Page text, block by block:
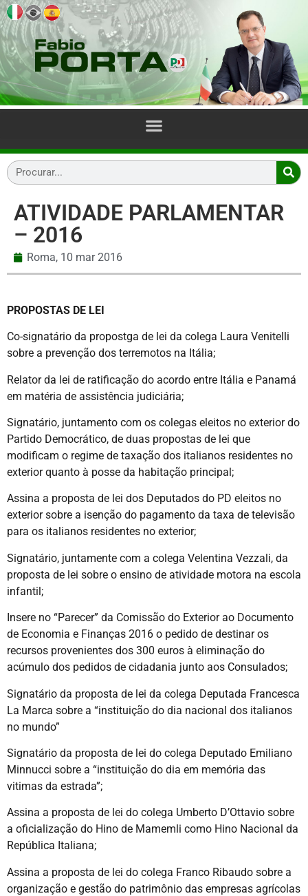
ATIVIDADE PARLAMENTAR
– 2016
Roma, 10 mar 2016
PROPOSTAS DE LEI
Co-signatário da propostga de lei da colega Laura Venitelli
sobre a prevenção dos terremotos na Itália;
Relator da lei de ratificação do acordo entre Itália e Panamá
em matéria de assistência judiciária;
Signatário, juntamento com os colegas eleitos no exterior do
Partido Democrático, de duas propostas de lei que
modificam o regime de taxação dos italianos residentes no
exterior quanto à posse da habitação principal;
Assina a proposta de lei dos Deputados do PD eleitos no
exterior sobre a isenção do pagamento da taxa de televisão
para os italianos residentes no exterior;
Signatário, juntamente com a colega Velentina Vezzali, da
proposta de lei sobre o ensino de atividade motora na escola
infantil;
Insere no “Parecer” da Comissão do Exterior ao Documento
de Economia e Finanças 2016 o pedido de destinar os
recursos provenientes dos 300 euros à eliminação do
acúmulo dos pedidos de cidadania junto aos Consulados;
Signatário da proposta de lei da colega Deputada Francesca
La Marca sobre a “instituição do dia nacional dos italianos
no mundo”
Signatário da proposta de lei do colega Deputado Emiliano
Minnucci sobre a “instituição do dia em memória das
vitimas da estrada”;
Assina a proposta de lei do colega Umberto D’Ottavio sobre
a oficialização do Hino de Mamemli como Hino Nacional da
República Italiana;
Assina a proposta de lei do colega Franco Ribaudo sobre a
organização e gestão do patrimônio das empresas agrícolas